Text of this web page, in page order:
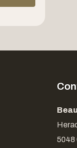
5048